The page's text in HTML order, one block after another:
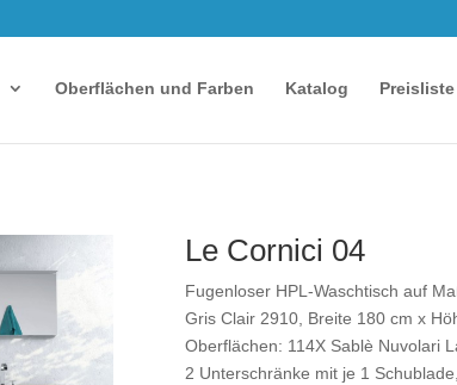
Oberflächen und Farben Katalog Preisliste
Le Cornici 04
Fugenloser HPL-Waschtisch auf
Gris Clair 2910, Breite 180 cm x
Oberflächen: 114X Sablè Nuvolari
2 Unterschränke mit je 1